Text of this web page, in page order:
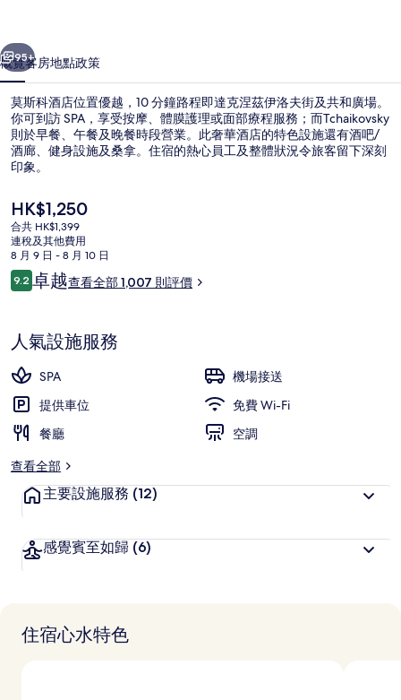
集
個 下一個
95+
概覽客房地點政策
莫斯科酒店位置優越，10 分鐘路程即達克涅茲伊洛夫街及共和廣場。
你可到訪 SPA，享受按摩、體膜護理或面部療程服務；而Tchaikovsky
則於早餐、午餐及晚餐時段營業。此奢華酒店的特色設施還有酒吧/
酒廊、健身設施及桑拿。住宿的熱心員工及整體狀況令旅客留下深刻
印象。
現
價
HK$1,250
HK$1,250
合共 HK$1,399
連稅及其他費用
8 月 9 日 - 8 月 10 日
評
價
9.29.2 分，滿分 10 分，
卓越查看全部 1,007 則評價
人氣設施服務
SPA
機場接送
提供車位
免費 Wi-Fi
餐廳
空調
查看全部
主要設施服務 (12)
感覺賓至如歸 (6)
住宿心水特色